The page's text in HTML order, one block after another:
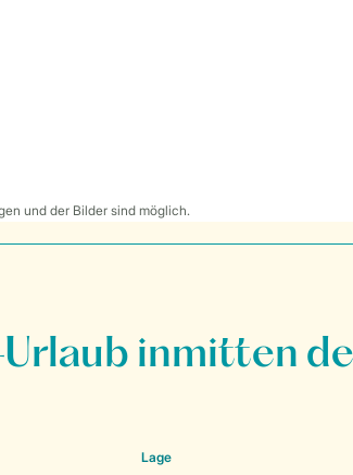
und der Bilder sind möglich.
Urlaub inmitten
Lage